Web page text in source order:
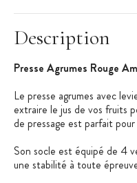
Description
Presse Agrumes Rouge
Le presse agrumes avec
extraire le jus de vos fruits
de pressage est parfait
Son socle est équipé de 4
une stabilité à toute